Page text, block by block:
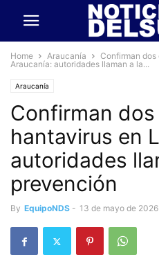
Home Araucanía
Confirman dos
Araucanía: autoridades llaman a la...
Araucanía
Confirman
hantavirus en
autoridades
prevención
By EquipoNDS - 13 de mayo de 2026